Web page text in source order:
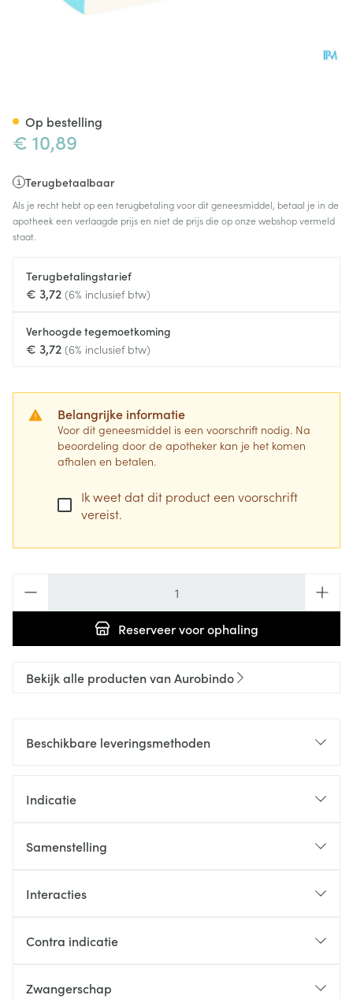
€ 10,89
Terugbetaalbaar
Als je recht hebt op een terugbetaling voor dit geneesmiddel, betaal je in de
apotheek een verlaagde prijs en niet de prijs die op onze webshop vermeld
staat.
Terugbetalingstarief
€ 3,72 (6% inclusief btw)
Verhoogde tegemoetkoming
€ 3,72 (6% inclusief btw)
Belangrijke informatie
Voor dit geneesmiddel is een voorschrift nodig. Na
beoordeling door de apotheker kan je het komen
afhalen en betalen.
Ik weet dat dit product een voorschrift
vereist.
Reserveervoor ophaling
Op bestelling
Bekijk alle producten van Aurobindo
Beschikbare leveringsmethoden
Indicatie
Samenstelling
Interacties
Contra indicatie
Zwangerschap